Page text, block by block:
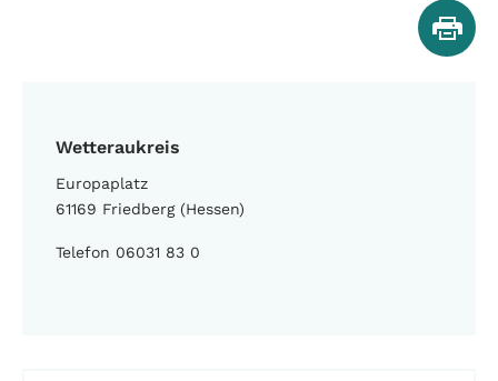
Wetteraukreis
Europaplatz
61169 Friedberg (Hessen)
Telefon 06031 83 0